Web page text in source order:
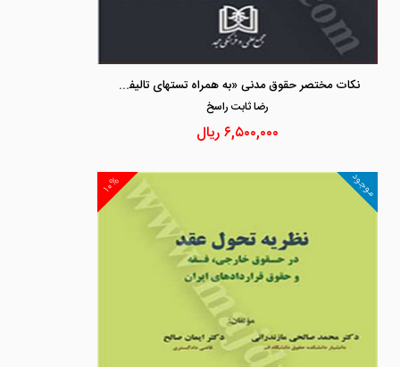
نکات مختصر حقوق مدنی «به همراه تست‎های تالیفی و پاسخ‎های تشریحی»
رضا ثابت راسخ
۶,۵۰۰,۰۰۰ریال
۱۰% موجود